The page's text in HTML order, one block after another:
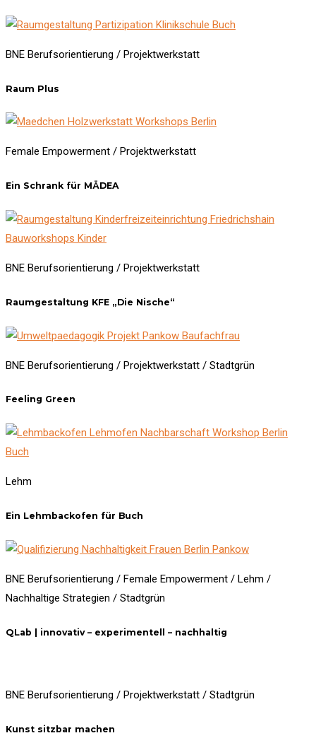
BNE Berufsorientierung / Projektwerkstatt
Raum Plus
Female Empowerment / Projektwerkstatt
Ein Schrank für MÄDEA
BNE Berufsorientierung / Projektwerkstatt
Raumgestaltung KFE „Die Nische“
BNE Berufsorientierung / Projektwerkstatt / Stadtgrün
Feeling Green
Lehm
Ein Lehmbackofen für Buch
BNE Berufsorientierung / Female Empowerment / Lehm /
Nachhaltige Strategien / Stadtgrün
QLab | innovativ – experimentell – nachhaltig
BNE Berufsorientierung / Projektwerkstatt / Stadtgrün
Kunst sitzbar machen